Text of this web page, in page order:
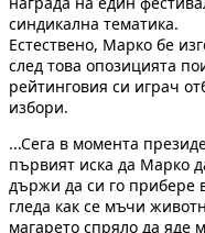
синдикална тематика.
Естествено, Марко бе
след това опозицията
рейтинговия си играч
избори.
...Сега в момента
първият иска да Марко
държи да си го прибере
гледа как се мъчи
магарето спряло да